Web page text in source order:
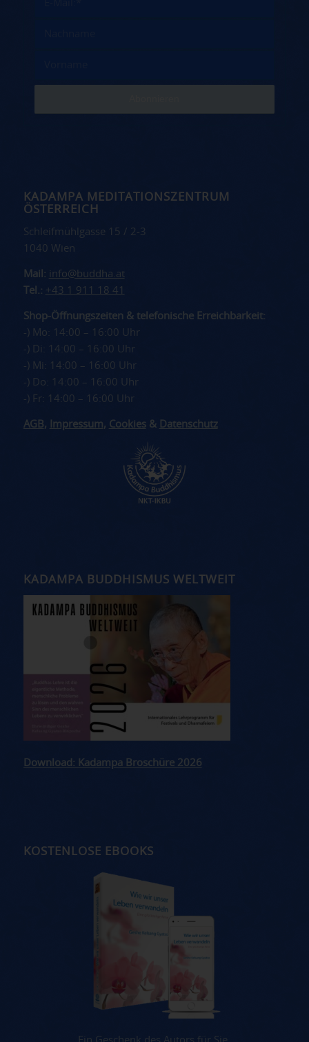
KADAMPA MEDITATIONSZENTRUM
ÖSTERREICH
Schleifmühlgasse 15 / 2-3
1040 Wien
Mail: info@buddha.at
Tel.: +43 1 911 18 41
Shop-Öffnungszeiten & telefonische Erreichbarkeit:
-) Mo: 14:00 – 16:00 Uhr
-) Di: 14:00 – 16:00 Uhr
-) Mi: 14:00 – 16:00 Uhr
-) Do: 14:00 – 16:00 Uhr
-) Fr: 14:00 – 16:00 Uhr
AGB , Impressum, Cookies& Datenschutz
KADAMPA BUDDHISMUS WELTWEIT
Download: Kadampa Broschüre 2026
KOSTENLOSE EBOOKS